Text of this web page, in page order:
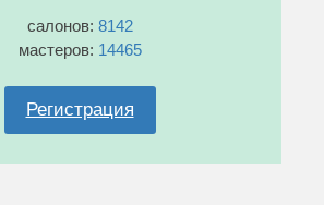
салонов: 8142
мастеров: 14465
Регистрация